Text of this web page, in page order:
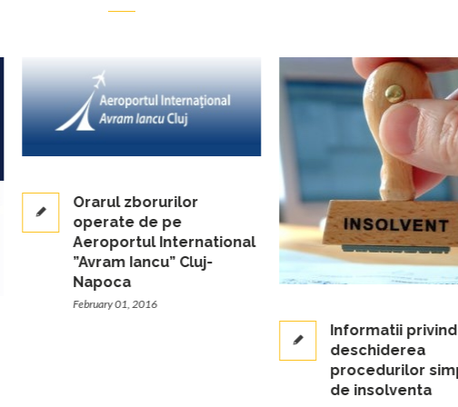
Orarul zborurilor
operate de pe
Aeroportul International
”Avram Iancu” Cluj-
Napoca
February 01, 2016
Informatii privind
deschiderea
procedurilor
de insolventa